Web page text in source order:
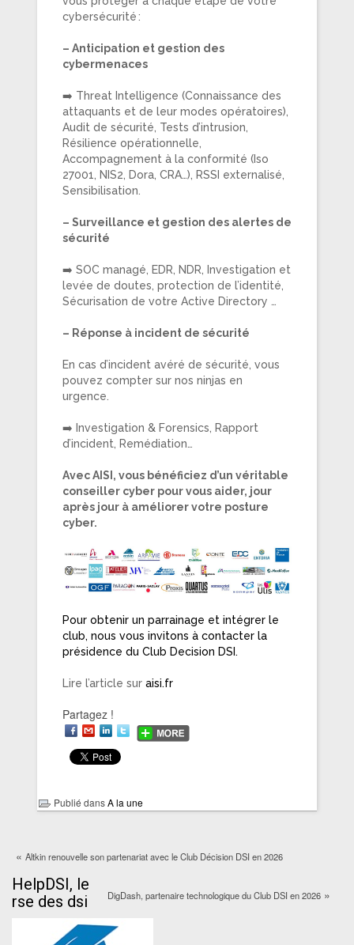
cybersécurité :
– Anticipation et gestion des
cybermenaces
➡️ Threat Intelligence (Connaissance des
attaquants et de leur modes opératoires),
Audit de sécurité, Tests d’intrusion,
Résilience opérationnelle,
Accompagnement à la conformité (Iso
27001, NIS2, Dora, CRA…), RSSI externalisé,
Sensibilisation.
– Surveillance et gestion des alertes de
sécurité
➡️ SOC managé, EDR, NDR, Investigation et
levée de doutes, protection de l’identité,
Sécurisation de votre Active Directory …
– Réponse à incident de sécurité
En cas d’incident avéré de sécurité, vous
pouvez compter sur nos ninjas en
urgence.
➡️ Investigation & Forensics, Rapport
d’incident, Remédiation…
Avec AISI, vous bénéficiez d’un véritable
conseiller cyber pour vous aider, jour
après jour à améliorer votre posture
cyber.
Pour obtenir un parrainage et intégrer le
club, nous vous invitons à contacter la
présidence du Club Decision DSI.
Lire l’article sur aisi.fr
Partagez !
Publié dansA la une
« Altkin renouvelle son partenariat avec le Club Décision DSI en 2026
DigDash, partenaire technologique du Club DSI en 2026 »
HelpDSI, le
rse des dsi